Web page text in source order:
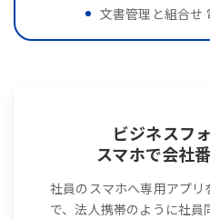
文書管理と組合せ
ビジネスフ
スマホで会社
社員のスマホへ専用アプ
で、法人携帯のように社